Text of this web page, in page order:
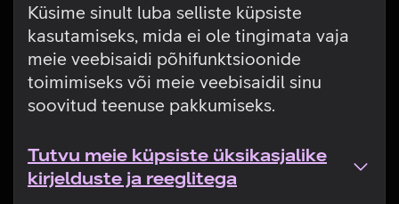
Küsime sinult luba selliste küpsiste
kasutamiseks, mida ei ole tingimata vaja
meie veebisaidi põhifunktsioonide
toimimiseks või meie veebisaidil sinu
soovitud teenuse pakkumiseks.
Tutvu meie küpsiste üksikasjalike
kirjelduste ja reeglitega
Tehniline viga